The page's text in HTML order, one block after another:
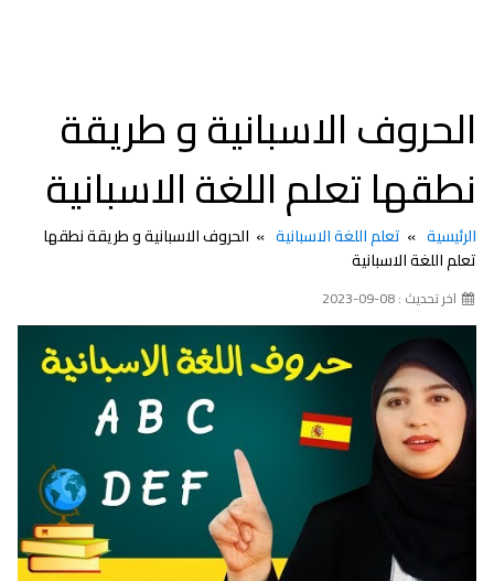
الحروف الاسبانية و طريقة
نطقها تعلم اللغة الاسبانية
الرئيسية تعلم اللغة الاسبانية
الحروف الاسبانية و طريقة نطقها
تعلم اللغة الاسبانية
اخر تحديث : 08-09-2023